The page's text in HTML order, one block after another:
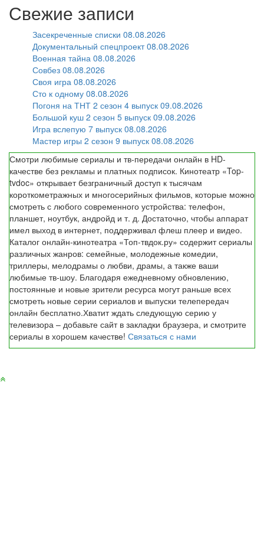
Свежие записи
Засекреченные списки 08.08.2026
Документальный спецпроект 08.08.2026
Военная тайна 08.08.2026
Совбез 08.08.2026
Своя игра 08.08.2026
Сто к одному 08.08.2026
Погоня на ТНТ 2 сезон 4 выпуск 09.08.2026
Большой куш 2 сезон 5 выпуск 09.08.2026
Игра вслепую 7 выпуск 08.08.2026
Мастер игры 2 сезон 9 выпуск 08.08.2026
Смотри любимые сериалы и тв-передачи онлайн в HD-
качестве без рекламы и платных подписок. Кинотеатр «Top-
tvdoc» открывает безграничный доступ к тысячам
короткометражных и многосерийных фильмов, которые можно
смотреть с любого современного устройства: телефон,
планшет, ноутбук, андройд и т. д. Достаточно, чтобы аппарат
имел выход в интернет, поддерживал флеш плеер и видео.
Каталог онлайн-кинотеатра «Топ-твдок.ру» содержит сериалы
различных жанров: семейные, молодежные комедии,
триллеры, мелодрамы о любви, драмы, а также ваши
любимые тв-шоу. Благодаря ежедневному обновлению,
постоянные и новые зрители ресурса могут раньше всех
смотреть новые серии сериалов и выпуски телепередач
онлайн бесплатно.Хватит ждать следующую серию у
телевизора – добавьте сайт в закладки браузера, и смотрите
сериалы в хорошем качестве! Связаться с нами